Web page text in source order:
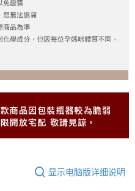
显示电脑版详细说明